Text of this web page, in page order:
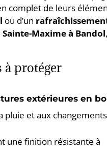
complet de leurs
ou d’un
Sainte-Maxime à Bandol
à protéger
extérieures en
pluie et aux
une finition résistante à